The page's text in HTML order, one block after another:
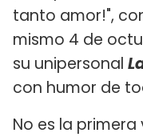
tanto amor!",
mismo 4 de
su unipersonal
con humor de
No es la primera